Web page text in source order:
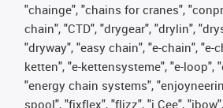
"chainge", "chains for cranes",
chain", "CTD", "drygear", "drylin",
"dryway", "easy chain", "e-chain", "e-
ketten", "e-kettensysteme", "e-loop",
"energy chain systems",
spool", "fixflex", "flizz", "i.Cee",